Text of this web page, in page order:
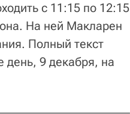
с 11:15 по 12:15
На ней Макларен
Полный текст
день, 9 декабря, на